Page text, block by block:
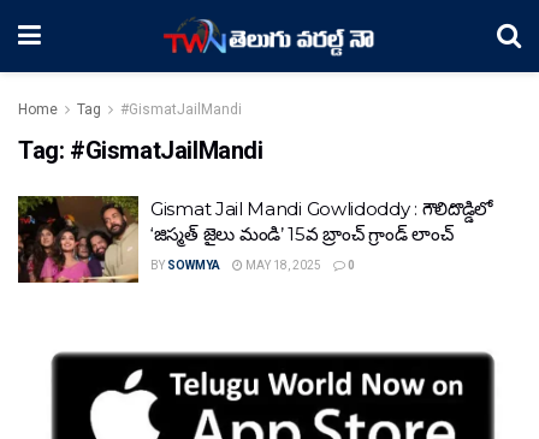
Home Tag #GismatJailMandi
Tag: #GismatJailMandi
Gismat Jail Mandi Gowlidoddy : గౌలిదొడ్డిలో
‘జిస్మత్ జైలు మండి’ 15వ బ్రాంచ్ గ్రాండ్ లాంచ్
BY SOWMYA MAY 18, 2025 0